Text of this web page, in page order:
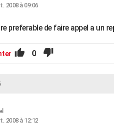
2008 à 09:06
preferable de faire appel a un
0
2008 à 12:12